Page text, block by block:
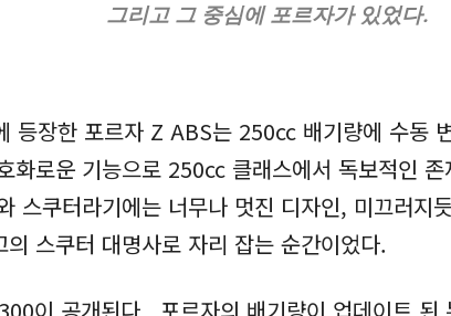
그리고 그 중심에 포르자가 있었다.
등장한 포르자 Z ABS는 250cc 배기량에 수동
화로운 기능으로 250cc 클래스에서 독보적인
스쿠터라기에는 너무나 멋진 디자인, 미끄러지
스쿠터 대명사로 자리 잡는 순간이었다.